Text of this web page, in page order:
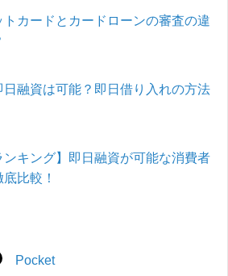
トカードとカードローンの審査の違
日融資は可能？即日借り入れの方法
ンキング】即日融資が可能な消費者
比較！
Pocket